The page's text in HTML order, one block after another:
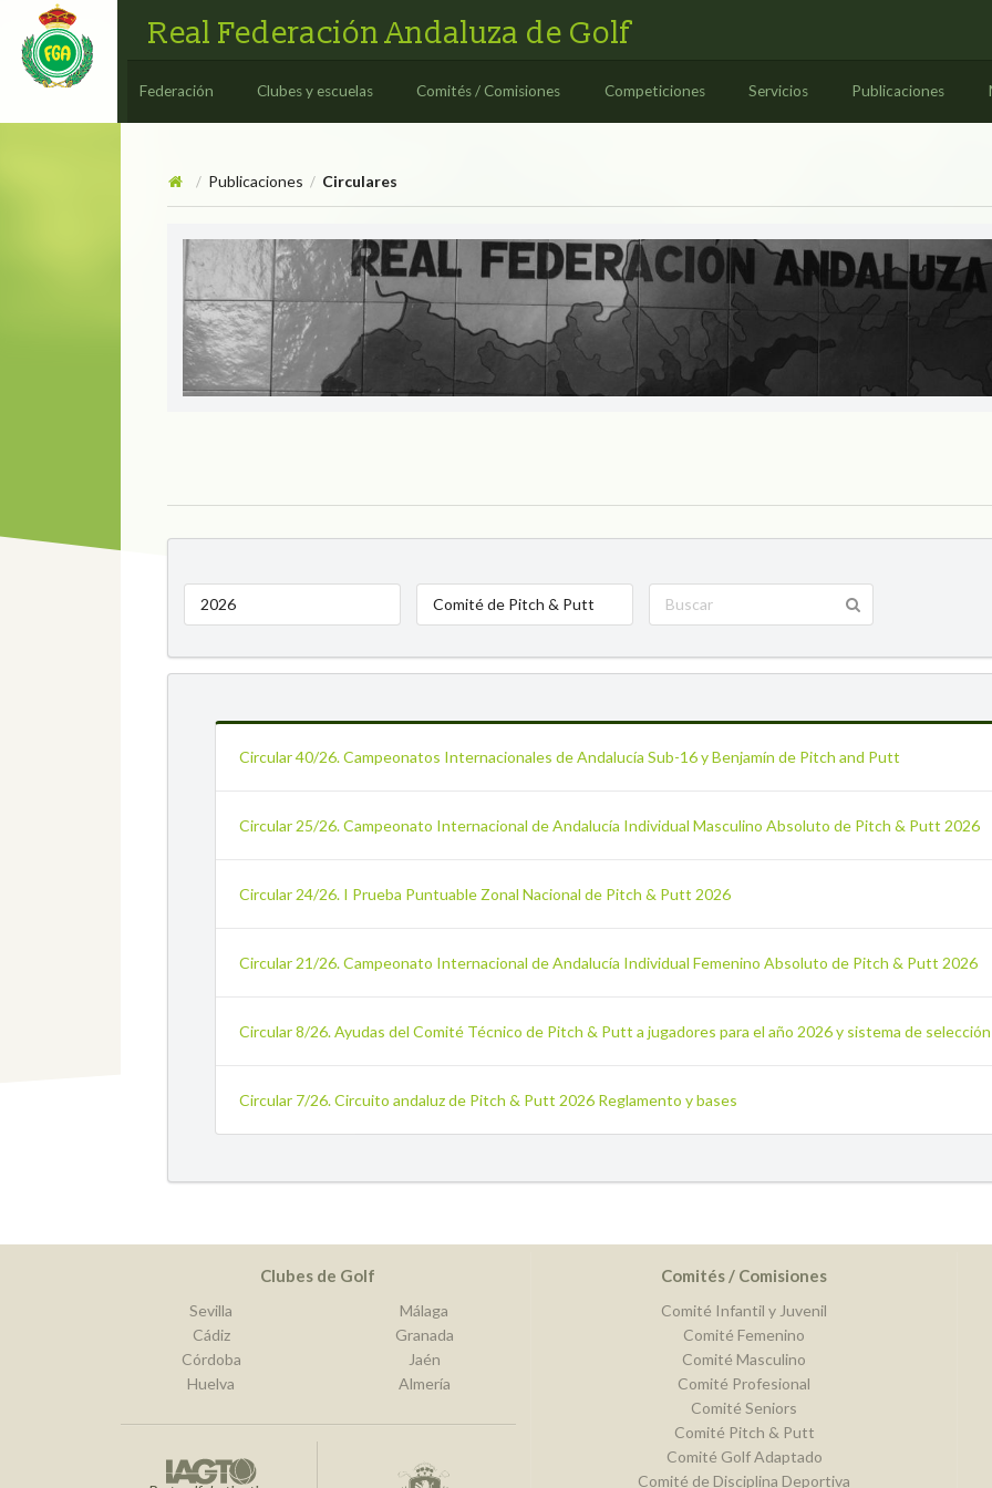
Real Federación Andaluza de Golf
Federación Clubes y escuelas Comités / Comisiones Competiciones Servicios Publicaciones
/ Publicaciones / Circulares
Circulares
CIRCULARES
2026 Comité de Pitch & Putt
Circular 40/26. Campeonatos Internacionales de Andalucía Sub-16 y Benjamín de Pitch and Putt
Circular 25/26. Campeonato Internacional de Andalucía Individual Masculino Absoluto de Pitch & Putt 2026
Circular 24/26. I Prueba Puntuable Zonal Nacional de Pitch & Putt 2026
Circular 21/26. Campeonato Internacional de Andalucía Individual Femenino Absoluto de Pitch & Putt 2026
Circular 8/26. Ayudas del Comité Técnico de Pitch & Putt a jugadores para el año 2026 y sistema de
Circular 7/26. Circuito andaluz de Pitch & Putt 2026 Reglamento y bases
Clubes de Golf
Sevilla
Cádiz
Córdoba
Huelva
Málaga
Granada
Jaén
Almería
Comités / Comisiones
Comité Infantil y Juvenil
Comité Femenino
Comité Masculino
Comité Profesional
Comité Seniors
Comité Pitch & Putt
Comité Golf Adaptado
Comité de Disciplina Deportiva